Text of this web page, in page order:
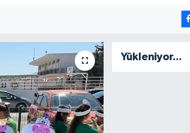
Yükleniyor...